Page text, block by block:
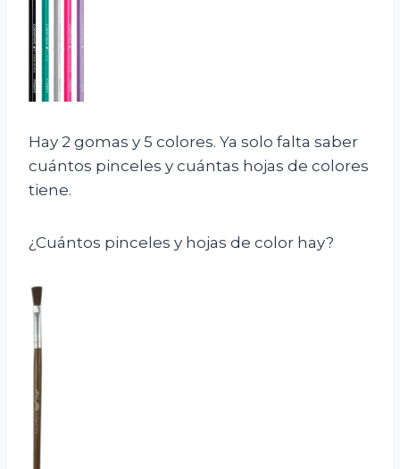
Hay 2 gomas y 5 colores. Ya solo falta saber
cuántos pinceles y cuántas hojas de colores
tiene.
¿Cuántos pinceles y hojas de color hay?